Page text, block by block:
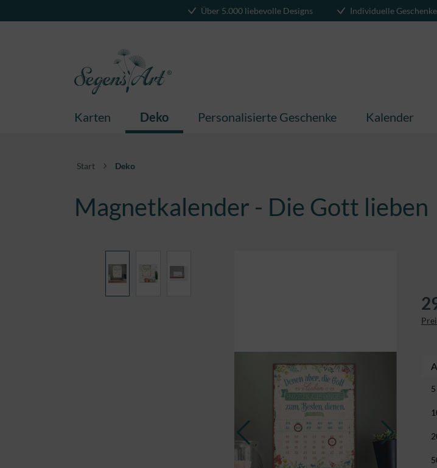
Über 5.000 liebevolle Designs Individuelle Geschenke
Karten Deko Personalisierte Geschenke Kalender
Start Deko
Magnetkalender - Die Gott lieben